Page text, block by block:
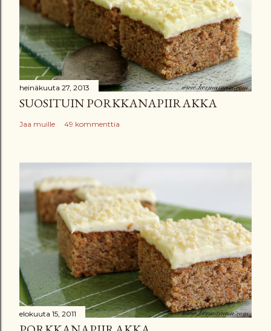
heinäkuuta 27, 2013
SUOSITUIN PORKKANAPIIRAKKA
Jaa muille 49 kommenttia
elokuuta 15, 2011